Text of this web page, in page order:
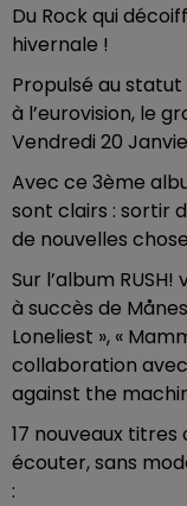
Du Rock qui
hivernale !
Propulsé au
à l’eurovision, le
Vendredi 20
Avec ce 3ème
sont clairs : sortir
de nouvelles
Sur l’album
à succès de
Loneliest », «
collaboration
against the
17 nouveaux
écouter, sans
: